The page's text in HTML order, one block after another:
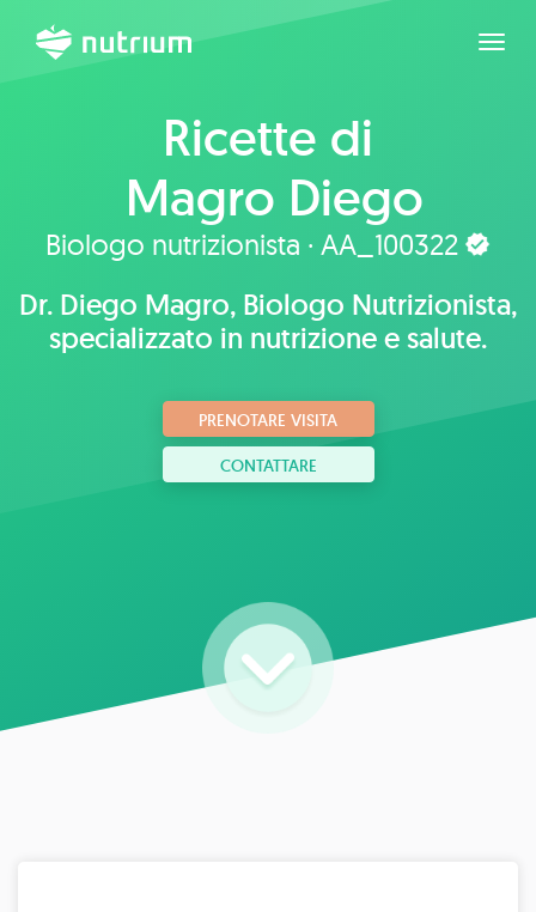
Ricette di
Magro Diego
Gerardo
Biologo nutrizionista · AA_100322
Dr. Diego Magro, Biologo Nutrizionista,
specializzato in nutrizione e salute.
PRENOTARE VISITA
CONTATTARE